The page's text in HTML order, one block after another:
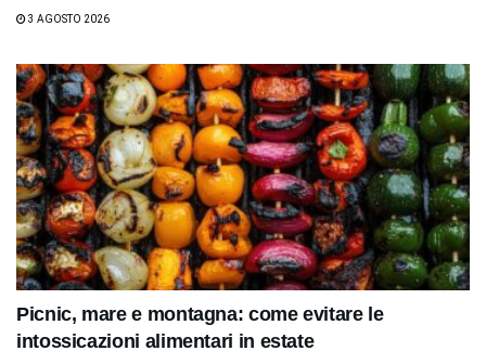
3 AGOSTO 2026
Picnic, mare e montagna: come evitare le
intossicazioni alimentari in estate